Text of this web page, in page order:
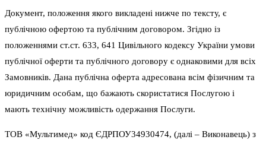
Документ, положення якого викладені нижче по тексту, є
публічною офертою та публічним договором. Згідно із
положеннями ст.ст. 633, 641 Цивільного кодексу України умови
публічної оферти та публічного договору є однаковими для всіх
Замовників. Дана публічна оферта адресована всім фізичним та
юридичним особам, що бажають скористатися Послугою і
мають технічну можливість одержання Послуги.
ТОВ «Мультимед» код ЄДРПОУ34930474, (далі – Виконавець) з